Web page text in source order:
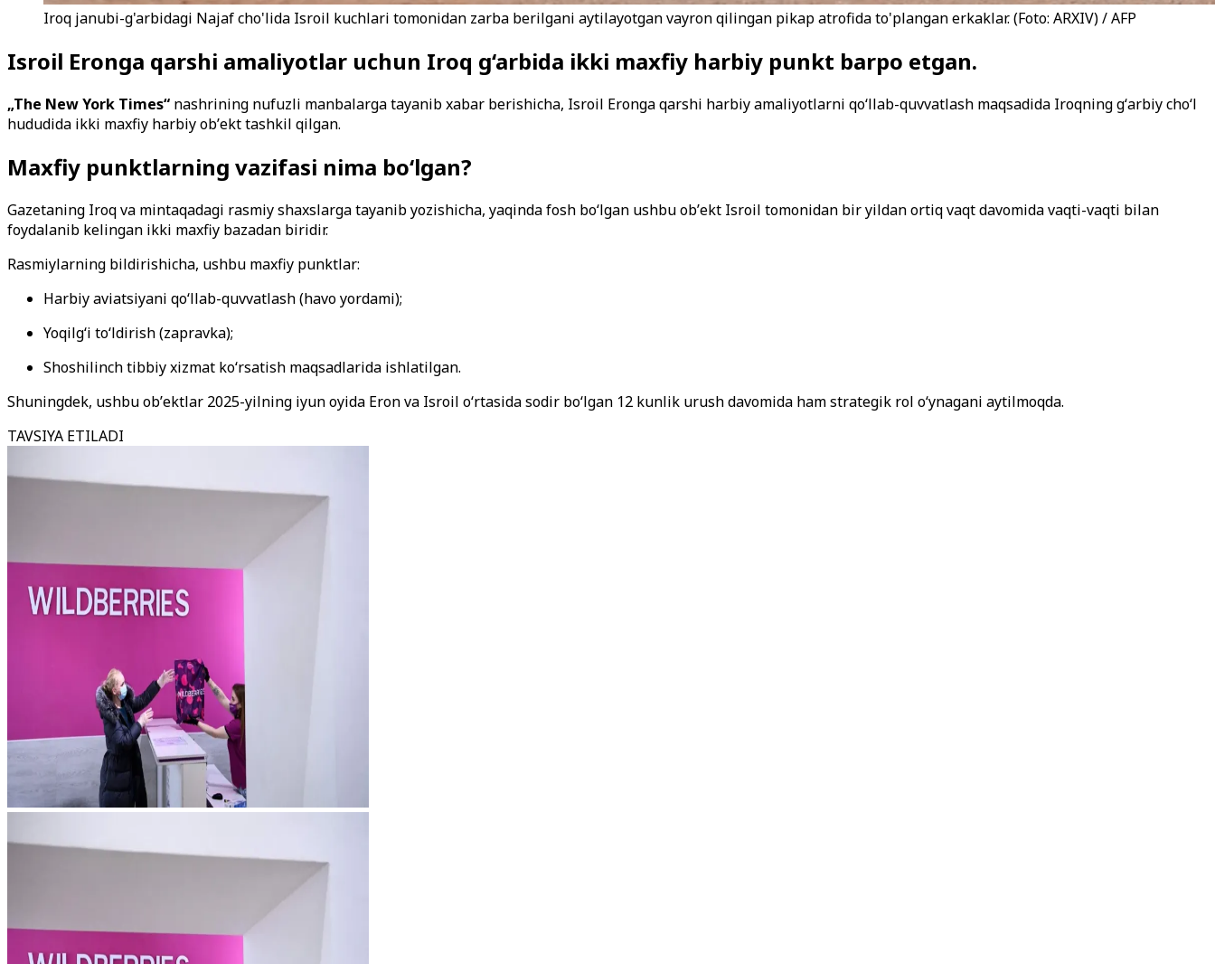
Iroq janubi-g'arbidagi Najaf cho'lida Isroil kuchlari tomonidan zarba berilgani aytilayotgan vayron qilingan pikap atrofida to'plangan erkaklar. (Foto: ARXIV) / AFP
Isroil Eronga qarshi amaliyotlar uchun Iroq g‘arbida ikki maxfiy harbiy punkt barpo etgan.
„The New York Times“ nashrining nufuzli manbalarga tayanib xabar berishicha, Isroil Eronga qarshi harbiy amaliyotlarni qoʻllab-quvvatlash maqsadida Iroqning gʻarbiy choʻl
hududida ikki maxfiy harbiy obʼekt tashkil qilgan.
Maxfiy punktlarning vazifasi nima boʻlgan?
Gazetaning Iroq va mintaqadagi rasmiy shaxslarga tayanib yozishicha, yaqinda fosh boʻlgan ushbu obʼekt Isroil tomonidan bir yildan ortiq vaqt davomida vaqti-vaqti bilan
foydalanib kelingan ikki maxfiy bazadan biridir.
Rasmiylarning bildirishicha, ushbu maxfiy punktlar:
Harbiy aviatsiyani qoʻllab-quvvatlash (havo yordami);
Yoqilgʻi toʻldirish (zapravka);
Shoshilinch tibbiy xizmat koʻrsatish maqsadlarida ishlatilgan.
Shuningdek, ushbu obʼektlar 2025-yilning iyun oyida Eron va Isroil oʻrtasida sodir boʻlgan 12 kunlik urush davomida ham strategik rol oʻynagani aytilmoqda.
TAVSIYA ETILADI